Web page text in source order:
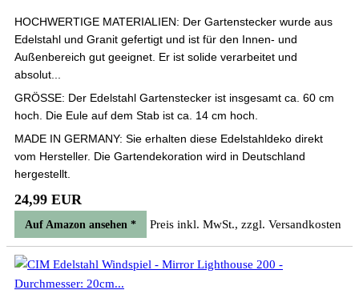
HOCHWERTIGE MATERIALIEN: Der Gartenstecker wurde aus
Edelstahl und Granit gefertigt und ist für den Innen- und
Außenbereich gut geeignet. Er ist solide verarbeitet und
absolut...
GRÖSSE: Der Edelstahl Gartenstecker ist insgesamt ca. 60 cm
hoch. Die Eule auf dem Stab ist ca. 14 cm hoch.
MADE IN GERMANY: Sie erhalten diese Edelstahldeko direkt
vom Hersteller. Die Gartendekoration wird in Deutschland
hergestellt.
24,99 EUR
Auf Amazon ansehen * Preis inkl. MwSt., zzgl. Versandkosten